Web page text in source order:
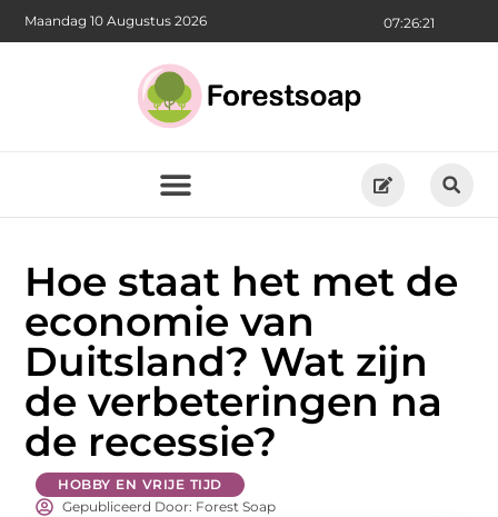
07:26:22
Maandag 10 Augustus 2026
Hoe staat het met de
economie van
Duitsland? Wat zijn
de verbeteringen na
de recessie?
HOBBY EN VRIJE TIJD
Gepubliceerd Door: Forest Soap